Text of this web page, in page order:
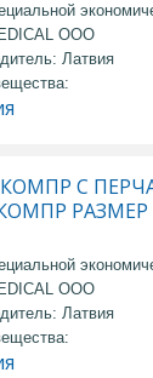
OOO
Латвия
С
РАЗМЕР
OOO
Латвия